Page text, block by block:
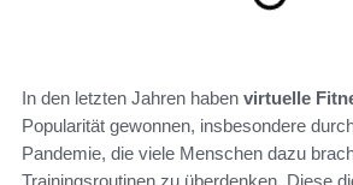
In den letzten Jahren haben virtuelle
Popularität gewonnen, insbesondere
Pandemie, die viele Menschen dazu